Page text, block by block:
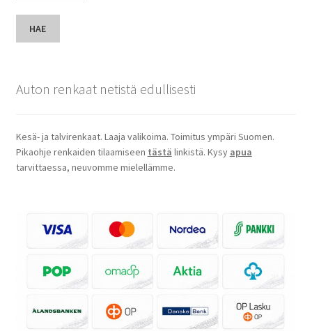
HAE
Auton renkaat netistä edullisesti
Kesä- ja talvirenkaat. Laaja valikoima. Toimitus ympäri Suomen.
Pikaohje renkaiden tilaamiseen tästä linkistä. Kysy apua
tarvittaessa, neuvomme mielellämme.